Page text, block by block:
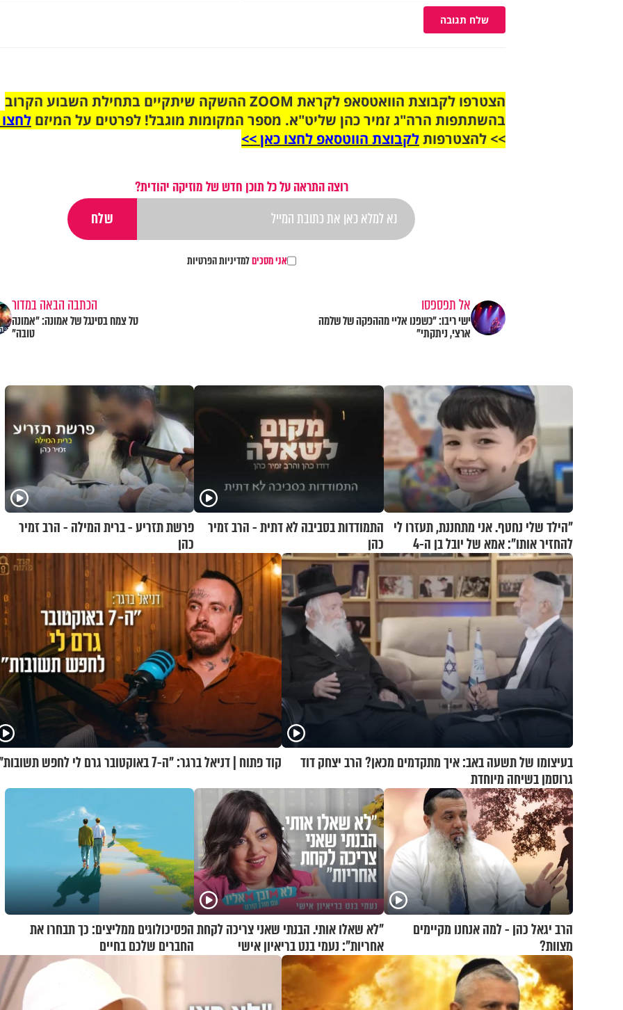
שלח תגובה
הצטרפו לקבוצת הוואטסאפ לקראת ZOOM ההשקה שיתקיים בתחילת השבוע הקרוב
בהשתתפות הרה"ג זמיר כהן שליט"א. מספר המקומות מוגבל! לפרטים על המיזם
>> להצטרפותלקבוצת הווטסאפ לחצו כאן >>
רוצה התראה על כל תוכן חדש של מוזיקה יהודית?
אני מסכיםלמדיניות הפרטיות
אל תפספסו
ישי ריבו: "כשפנו אליי מההפקה של שלמה
ארצי, ניתקתי"
הכתבה הבאה במדור
טל צמח בסינגל של אמונה: "אמונה
טובה"
"הילד שלי נחטף. אני מתחננת, תעזרו לי
להחזיר אותו": אמא של יובל בן ה-4
בריאיון דומע
התמודדות בסביבה לא דתית - הרב זמיר
כהן
פרשת תזריע - ברית המילה - הרב זמיר
כהן
בעיצומו של תשעה באב: איך מתקדמים מכאן? הרב יצחק דוד
גרוסמן בשיחה מיוחדת
קוד פתוח | דניאל ברגר: "ה-7 באוקטובר גרם לי לחפש תשובות"
הרב יגאל כהן - למה אנחנו מקיימים
מצוות?
"לא שאלו אותי. הבנתי שאני צריכה לקחת
אחריות": נעמי בנט בריאיון אישי
הפסיכולוגים ממליצים: כך תבחרו את
החברים שלכם בחיים